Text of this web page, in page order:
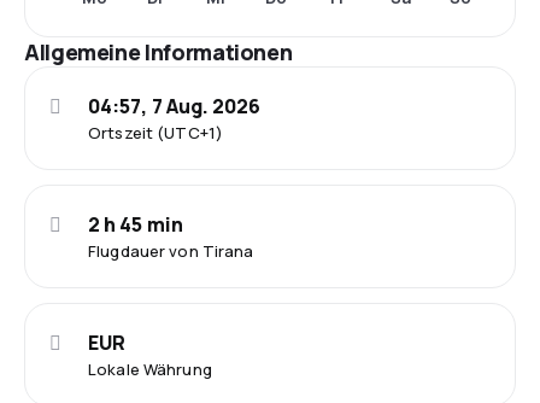
Allgemeine Informationen
Ortszeit (UTC+1)
04:57, 7 Aug. 2026
Flugdauer von Tirana
2 h 45 min
Lokale Währung
EUR